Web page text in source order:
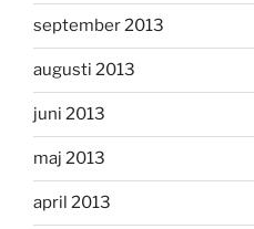
september 2013
augusti 2013
juni 2013
maj 2013
april 2013